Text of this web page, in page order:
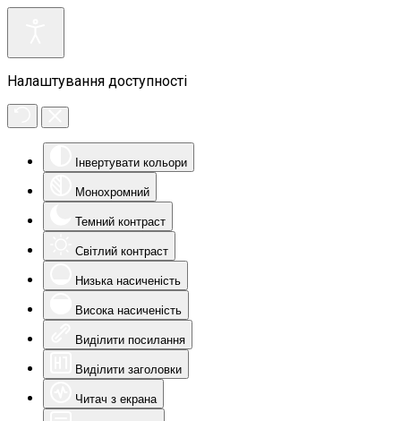
Налаштування доступності
Інвертувати кольори
Монохромний
Темний контраст
Світлий контраст
Низька насиченість
Висока насиченість
Виділити посилання
Виділити заголовки
Читач з екрана